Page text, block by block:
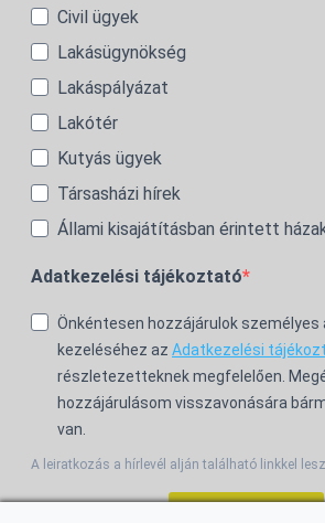
Civil ügyek
Lakásügynökség
Lakáspályázat
Lakótér
Kutyás ügyek
Társasházi hírek
Állami kisajátításban érintett
Adatkezelési tájékoztató
Önkéntesen hozzájárulok személyes
kezeléséhez az Adatkezelési
részletezetteknek megfelelően.
hozzájárulásom visszavonására
van.
A leiratkozás a hírlevél alján található linkkel